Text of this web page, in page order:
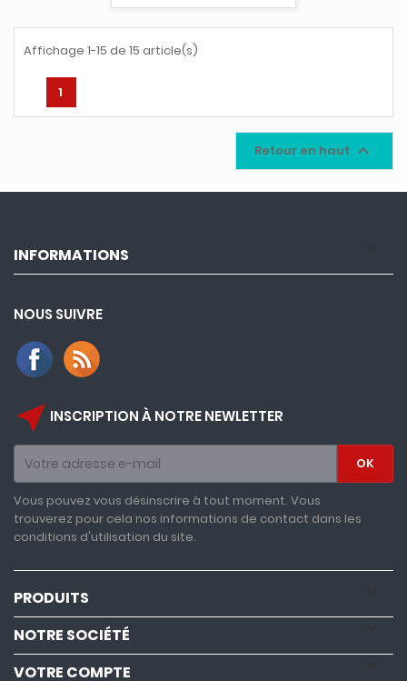
Affichage 1-15 de 15 article(s)
1
Retour en haut 
INFORMATIONS
NOUS SUIVRE
near_me INSCRIPTION À NOTRE NEWLETTER
Vous pouvez vous désinscrire à tout moment. Vous
trouverez pour cela nos informations de contact dans les
conditions d'utilisation du site.
PRODUITS
NOTRE SOCIÉTÉ
VOTRE COMPTE